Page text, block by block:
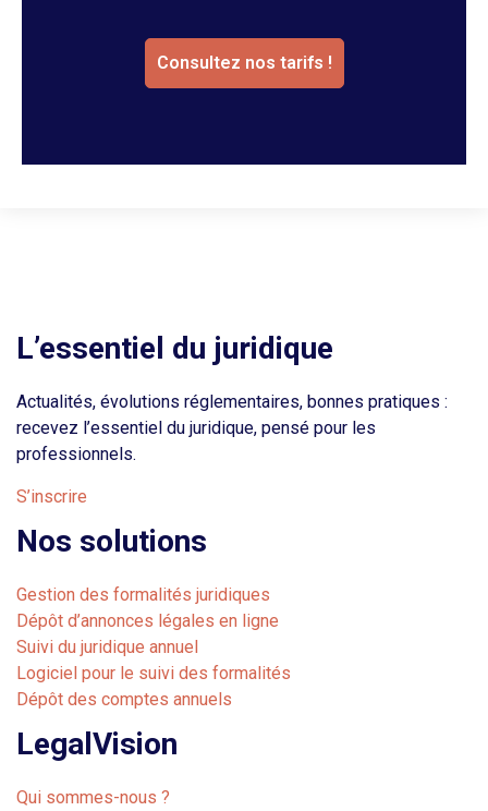
Consultez nos tarifs !
L’essentiel du juridique
Actualités, évolutions réglementaires, bonnes pratiques :
recevez l’essentiel du juridique, pensé pour les
professionnels.
S’inscrire
Nos solutions
Gestion des formalités juridiques
Dépôt d’annonces légales en ligne
Suivi du juridique annuel
Logiciel pour le suivi des formalités
Dépôt des comptes annuels
LegalVision
Qui sommes-nous ?